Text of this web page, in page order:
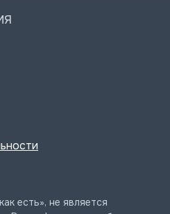
есть», не является